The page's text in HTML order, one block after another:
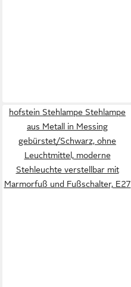
hofstein Stehlampe Stehlampe
aus Metall in Messing
gebürstet/Schwarz, ohne
Leuchtmittel, moderne
Stehleuchte verstellbar mit
Marmorfuß und Fußschalter, E27